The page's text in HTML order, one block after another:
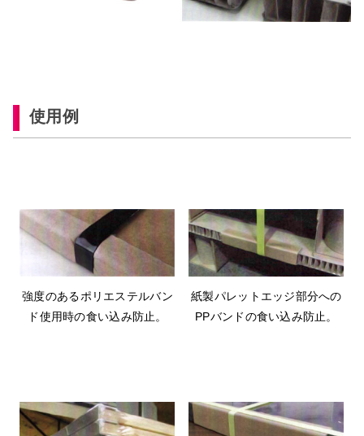
使用例
強度のあるポリエステルバン
ド使用時の食い込み防止。
紙製パレットエッジ部分への
PPバンドの食い込み防止。